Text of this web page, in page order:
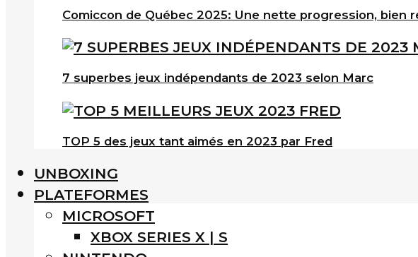
Comiccon de Québec 2025: Une nette progression, bien
7 superbes jeux indépendants de 2023 selon Marc
TOP 5 des jeux tant aimés en 2023 par Fred
UNBOXING
PLATEFORMES
MICROSOFT
XBOX SERIES X | S